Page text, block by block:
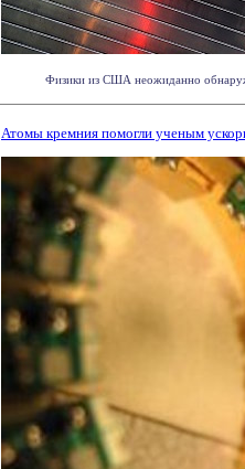
Физики из США неожиданно
Атомы кремния помогли ученым